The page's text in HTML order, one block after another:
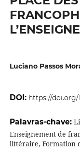
Luciano Passos
DOI: https://doi.org/
Palavras-chave:
Enseignement de
littéraire, Formation